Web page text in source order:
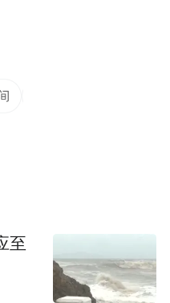
力环境对肾类器官
影响机制，发掘生
系统中核苷种类对
的影响。
至